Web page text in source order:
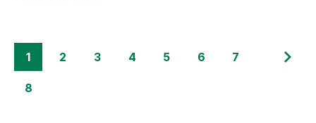
1 2 3 4 5 6 7
8